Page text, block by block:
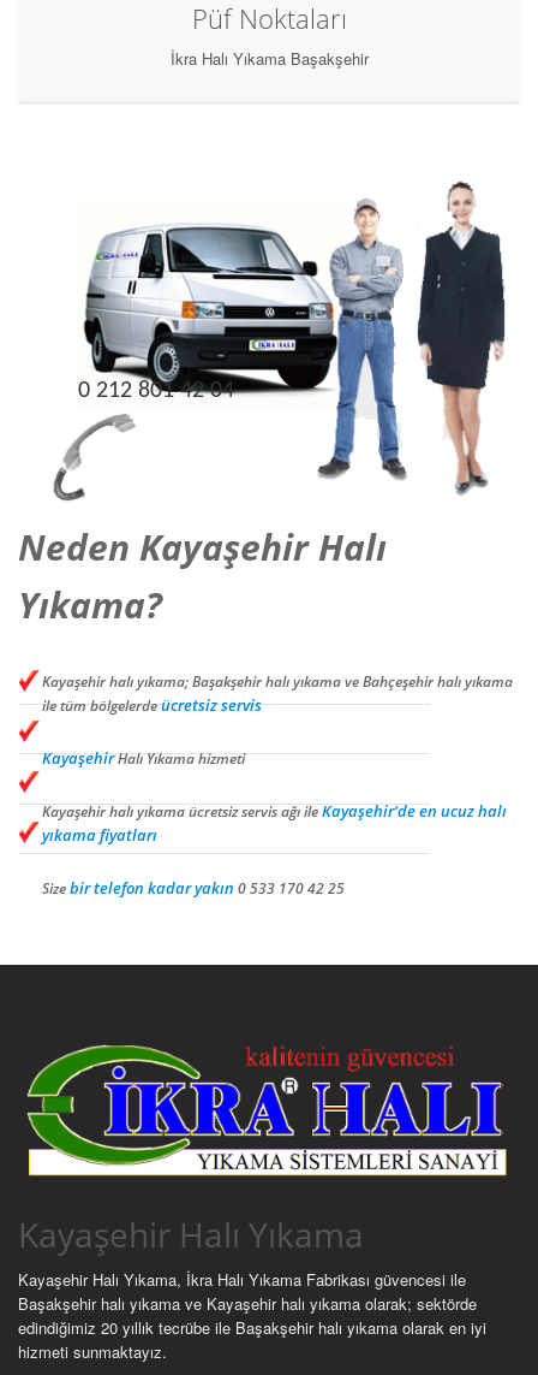
Püf Noktaları
İkra Halı Yıkama Başakşehir
0 212 801 42 04
Neden Kayaşehir Halı
Yıkama?
Kayaşehir halı yıkama; Başakşehir halı yıkama ve Bahçeşehir halı yıkama
ile tüm bölgelerdeücretsiz servis
KayaşehirHalı Yıkama hizmeti
Kayaşehir halı yıkama ücretsiz servis ağı ileKayaşehir’de en ucuz halı
yıkama fiyatları
Sizebir telefon kadar yakın 0 533 170 42 25
Kayaşehir Halı Yıkama
Kayaşehir Halı Yıkama, İkra Halı Yıkama Fabrikası güvencesi ile
Başakşehir halı yıkama ve Kayaşehir halı yıkama olarak; sektörde
edindiğimiz 20 yıllık tecrübe ile Başakşehir halı yıkama olarak en iyi
hizmeti sunmaktayız.